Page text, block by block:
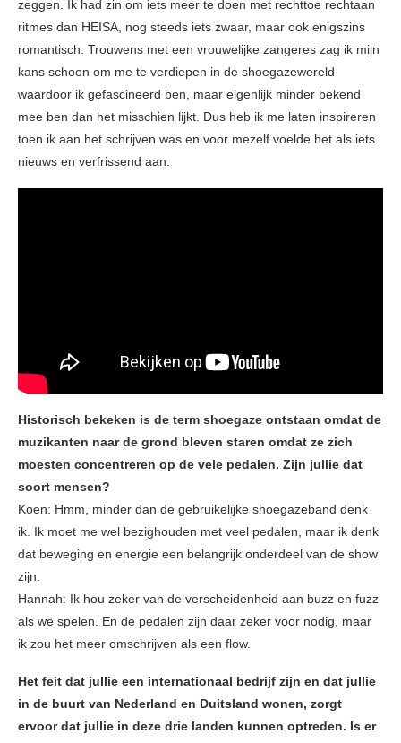
zeggen. Ik had zin om iets meer te doen met rechttoe rechtaan
ritmes dan HEISA, nog steeds iets zwaar, maar ook enigszins
romantisch. Trouwens met een vrouwelijke zangeres zag ik mijn
kans schoon om me te verdiepen in de shoegazewereld
waardoor ik gefascineerd ben, maar eigenlijk minder bekend
mee ben dan het misschien lijkt. Dus heb ik me laten inspireren
toen ik aan het schrijven was en voor mezelf voelde het als iets
nieuws en verfrissend aan.
Historisch bekeken is de term shoegaze ontstaan omdat de
muzikanten naar de grond bleven staren omdat ze zich
moesten concentreren op de vele pedalen. Zijn jullie dat
soort mensen?
Koen: Hmm, minder dan de gebruikelijke shoegazeband denk
ik. Ik moet me wel bezighouden met veel pedalen, maar ik denk
dat beweging en energie een belangrijk onderdeel van de show
zijn.
Hannah: Ik hou zeker van de verscheidenheid aan buzz en fuzz
als we spelen. En de pedalen zijn daar zeker voor nodig, maar
ik zou het meer omschrijven als een flow.
Het feit dat jullie een internationaal bedrijf zijn en dat jullie
in de buurt van Nederland en Duitsland wonen, zorgt
ervoor dat jullie in deze drie landen kunnen optreden. Is er